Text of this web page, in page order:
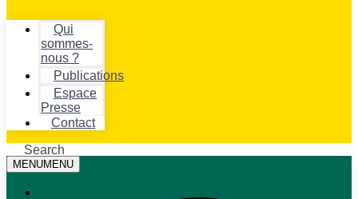
Qui
sommes-
nous ?
Publications
Espace
Presse
Contact
Search
MENUMENU